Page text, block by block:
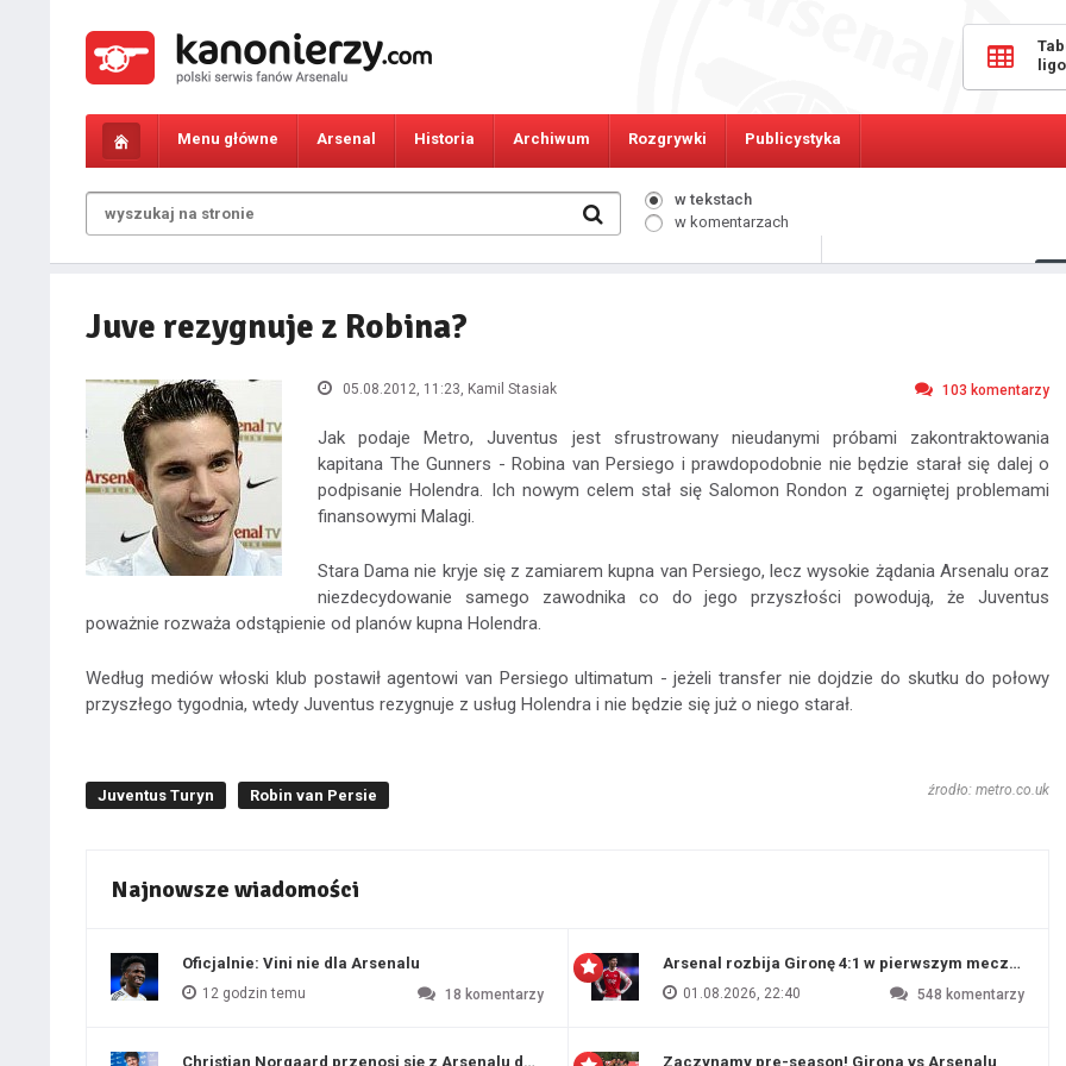
Menu główne Arsenal Historia Archiwum Rozgrywki Publicystyka
w tekstach
w komentarzach
Juve rezygnuje z Robina?
05.08.2012, 11:23, Kamil Stasiak 103 komentarzy
Jak podaje Metro, Juventus jest sfrustrowany nieudanymi próbami zakontraktowania
kapitana The Gunners - Robina van Persiego i prawdopodobnie nie będzie starał się dalej o
podpisanie Holendra. Ich nowym celem stał się Salomon Rondon z ogarniętej problemami
finansowymi Malagi.
Stara Dama nie kryje się z zamiarem kupna van Persiego, lecz wysokie żądania Arsenalu oraz
niezdecydowanie samego zawodnika co do jego przyszłości powodują, że Juventus
poważnie rozważa odstąpienie od planów kupna Holendra.
Według mediów włoski klub postawił agentowi van Persiego ultimatum - jeżeli transfer nie dojdzie do skutku do połowy
przyszłego tygodnia, wtedy Juventus rezygnuje z usług Holendra i nie będzie się już o niego starał.
Juventus Turyn Robin van Persie źrodło: metro.co.uk
Najnowsze wiadomości
Oficjalnie: Vini nie dla Arsenalu
12 godzin temu 18 komentarzy
Christian Norgaard przenosi się z Arsenalu do Evertonu
Arsenal rozbija Gironę 4:1 w pierwszym meczu
01.08.2026, 22:40 548 komentarzy
Zaczynamy pre-season! Girona vs Arsenalu